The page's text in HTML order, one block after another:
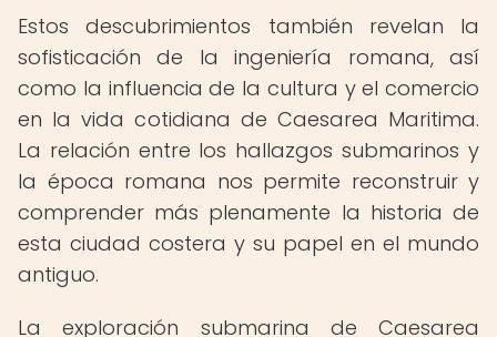
Estos descubrimientos también revelan la
sofisticación de la ingeniería romana, así
como la influencia de la cultura y el comercio
en la vida cotidiana de Caesarea Maritima.
La relación entre los hallazgos submarinos y
la época romana nos permite reconstruir y
comprender más plenamente la historia de
esta ciudad costera y su papel en el mundo
antiguo.
La exploración submarina de Caesarea